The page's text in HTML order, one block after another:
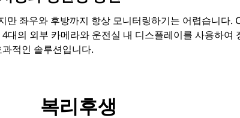
만 좌우와 후방까지 항상 모니터링하기는 어렵습니다
의 외부 카메라와 운전실 내 디스플레이를 사용하여
적인 솔루션입니다.
복리후생